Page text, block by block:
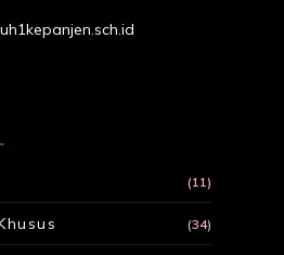
(11)
(34)